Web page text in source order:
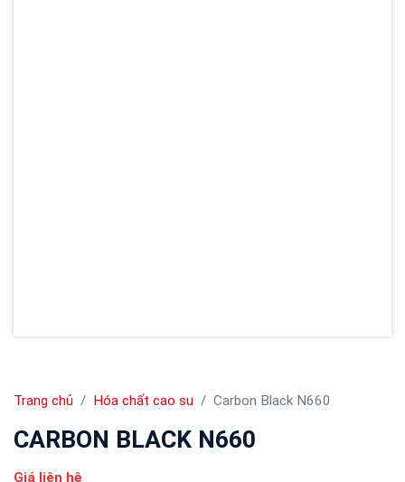
Trang chủ Hóa chất cao su Carbon Black N660
CARBON BLACK N660
Giá liên hệ